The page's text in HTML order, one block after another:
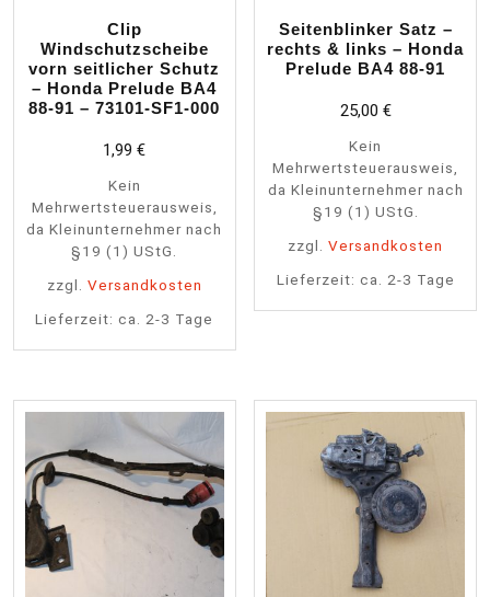
Clip
Windschutzscheibe
vorn seitlicher Schutz
– Honda Prelude BA4
88-91 – 73101-SF1-000
1,99€
Kein
Mehrwertsteuerausweis,
da Kleinunternehmer nach
§19 (1) UStG.
zzgl. Versandkosten
Lieferzeit:ca. 2-3 Tage
Seitenblinker Satz –
rechts & links – Honda
Prelude BA4 88-91
25,00 €
Kein
Mehrwertsteuerausweis,
da Kleinunternehmer nach
§19 (1) UStG.
zzgl.Versandkosten
Lieferzeit: ca. 2-3 Tage